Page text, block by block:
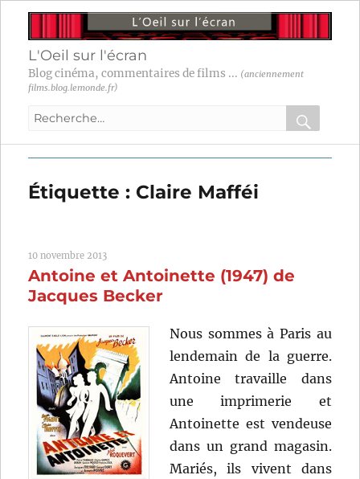
L'Oeil sur l'écran
Blog cinéma, commentaires de films ... (anciennement
films.blog.lemonde.fr)
Recherche
:
OK
Étiquette : Claire Mafféi
10 novembre 2013
Antoine et Antoinette (1947) de
Jacques Becker
Nous sommes à Paris au
lendemain de la guerre.
Antoine travaille dans
une imprimerie et
Antoinette est vendeuse
dans un grand magasin.
Mariés, ils vivent dans